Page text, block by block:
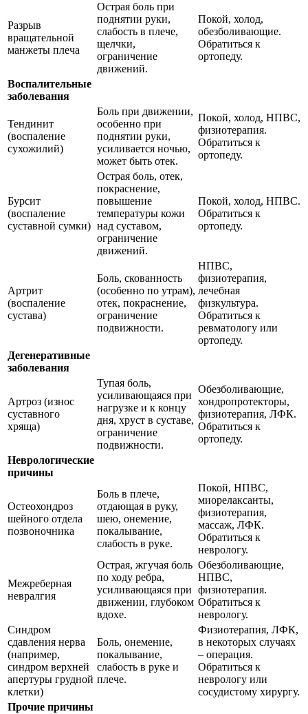
Разрыв
вращательной
манжеты плеча
Острая боль при
поднятии руки,
слабость в плече,
щелчки,
ограничение
движений.
Покой, холод,
обезболивающие.
Обратиться к
ортопеду.
Воспалительные
заболевания
Тендинит
(воспаление
сухожилий)
Боль при движении,
особенно при
поднятии руки,
усиливается ночью,
может быть отек.
Покой, холод, НПВС,
физиотерапия.
Обратиться к
ортопеду.
Бурсит
(воспаление
суставной сумки)
Острая боль, отек,
покраснение,
повышение
температуры кожи
над суставом,
ограничение
движений.
Покой, холод, НПВС.
Обратиться к
ортопеду.
Артрит
(воспаление
сустава)
Боль, скованность
(особенно по утрам),
отек, покраснение,
ограничение
подвижности.
НПВС,
физиотерапия,
лечебная
физкультура.
Обратиться к
ревматологу или
ортопеду.
Дегенеративные
заболевания
Артроз (износ
суставного
хряща)
Тупая боль,
усиливающаяся при
нагрузке и к концу
дня, хруст в суставе,
ограничение
подвижности.
Обезболивающие,
хондропротекторы,
физиотерапия, ЛФК.
Обратиться к
ортопеду.
Неврологические
причины
Остеохондроз
шейного отдела
позвоночника
Боль в плече,
отдающая в руку,
шею, онемение,
покалывание,
слабость в руке.
Покой, НПВС,
миорелаксанты,
физиотерапия,
массаж, ЛФК.
Обратиться к
неврологу.
Межреберная
невралгия
Острая, жгучая боль
по ходу ребра,
усиливающаяся при
движении, глубоком
вдохе.
Обезболивающие,
НПВС,
физиотерапия.
Обратиться к
неврологу.
Синдром
сдавления нерва
(например,
синдром верхней
апертуры грудной
клетки)
Боль, онемение,
покалывание,
слабость в руке и
плече.
Физиотерапия, ЛФК,
в некоторых случаях
– операция.
Обратиться к
неврологу или
сосудистому хирургу.
Прочие причины